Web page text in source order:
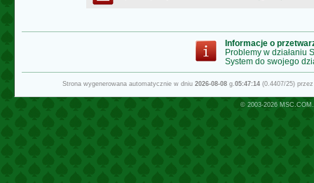
Informacje o
Problemy w działaniu
System do swojego
Strona wygenerowana automatycznie w dniu 2026-08-08g.05:47:14(0.4407/25)
© 2003-2026